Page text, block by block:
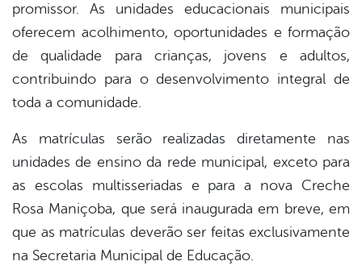
promissor. As unidades educacionais municipais
oferecem acolhimento, oportunidades e formação
de qualidade para crianças, jovens e adultos,
contribuindo para o desenvolvimento integral de
toda a comunidade.
As matrículas serão realizadas diretamente nas
unidades de ensino da rede municipal, exceto para
as escolas multisseriadas e para a nova Creche
Rosa Maniçoba, que será inaugurada em breve, em
que as matrículas deverão ser feitas exclusivamente
na Secretaria Municipal de Educação.